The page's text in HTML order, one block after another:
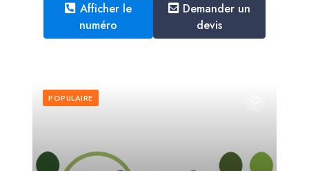
Afficher le
numéro
Demander un
devis
POPULAIRE